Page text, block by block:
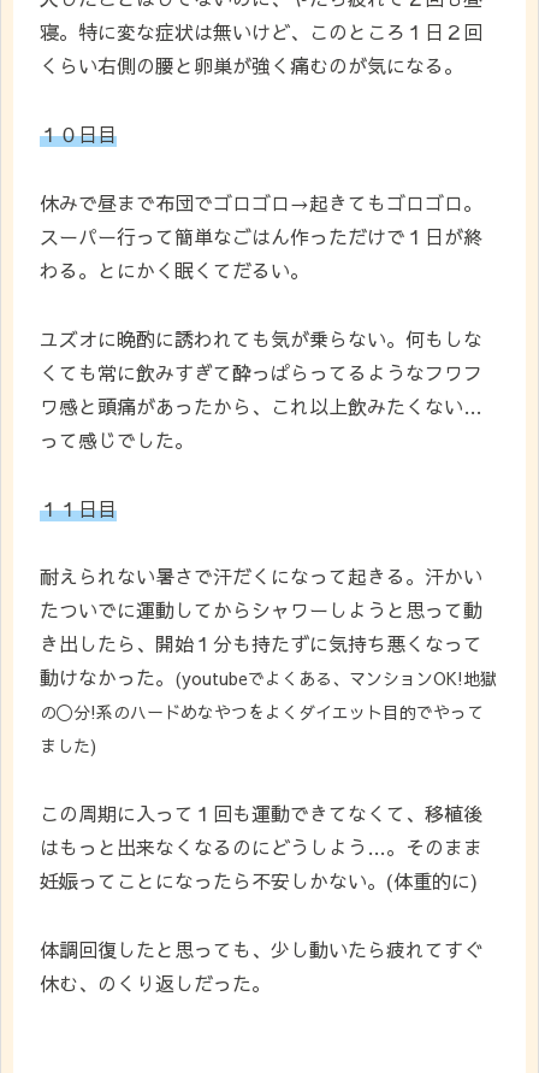
寝。特に変な症状は無いけど、このところ１日２回
くらい右側の腰と卵巣が強く痛むのが気になる。
１０日目
休みで昼まで布団でゴロゴロ→起きてもゴロゴロ。
スーパー行って簡単なごはん作っただけで１日が終
わる。とにかく眠くてだるい。
ユズオに晩酌に誘われても気が乗らない。何もしな
くても常に飲みすぎて酔っぱらってるようなフワフ
ワ感と頭痛があったから、これ以上飲みたくない…
って感じでした。
１１日目
耐えられない暑さで汗だくになって起きる。汗かい
たついでに運動してからシャワーしようと思って動
き出したら、開始１分も持たずに気持ち悪くなって
動けなかった。 (youtubeでよくある、マンションOK!地獄
の〇分!系のハードめなやつをよくダイエット目的でやって
ました)
この周期に入って１回も運動できてなくて、移植後
はもっと出来なくなるのにどうしよう…。そのまま
妊娠ってことになったら不安しかない。(体重的に)
体調回復したと思っても、少し動いたら疲れてすぐ
休む、のくり返しだった。